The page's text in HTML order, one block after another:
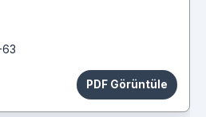
PDF Görüntüle